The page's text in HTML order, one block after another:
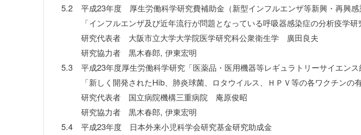
5.2
平成23年度 厚生労働科学研究費補助金（新型インフルエンザ等新興・再興感
「インフルエンザ及び近年流行が問題となっている呼吸器感染症の分析疫学研
研究代表者 大阪市立大学大学院医学研究科公衆衛生学 廣田良夫
研究協力者 黒木春郎, 伊東宏明
5.3
平成23年度厚生労働科学研究「医薬品・医用機器等レギュラトリーサイエンス
「新しく開発されたHib、肺炎球菌、ロタウイルス、ＨＰＶ等の各ワクチン
研究代表者 国立病院機構三重病院 庵原俊昭
研究協力者 黒木春郎, 伊東宏明
5.4
平成23年度 日本外来小児科学会研究基金研究助成金